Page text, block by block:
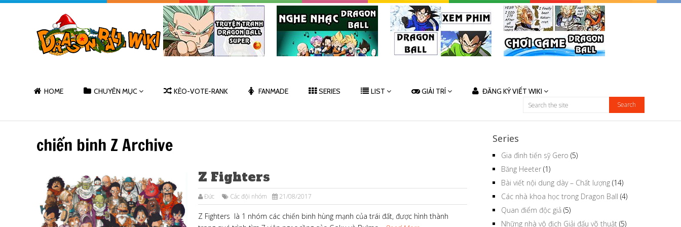
HOME CHUYÊN MỤC KÈO-VOTE-RANK FANMADE SERIES LIST GIẢI TRÍ ĐĂNG KÝ VIẾT WIKI
chiến binh Z Archive
Z Fighters
Đức Các đội nhóm 21/08/2017
Z Fighters là 1 nhóm các chiến binh hùng mạnh của trái đất, được hình thành
Series
Gia đình tiến sỹ Gero (5)
Băng Heeter (1)
Bài viết nội dung dày – Chất lượng (14)
Các nhà khoa học trong Dragon Ball (4)
Quan điểm độc giả (5)
Những nhà vô địch Giải đấu võ thuật (5)